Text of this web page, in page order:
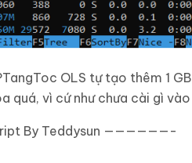
OLS tự tạo thêm 1
quá, vì cứ như chưa cài gì
By Teddysun ——————-